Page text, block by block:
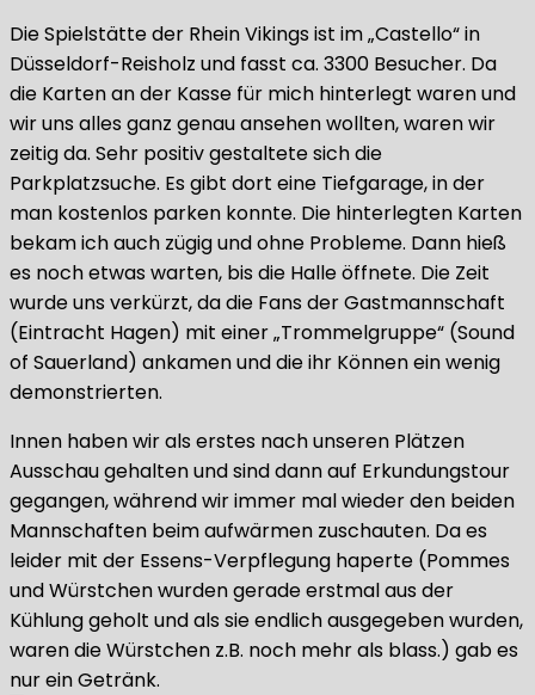
Die Spielstätte der Rhein Vikings ist im „Castello“ in
Düsseldorf-Reisholz und fasst ca. 3300 Besucher. Da
die Karten an der Kasse für mich hinterlegt waren und
wir uns alles ganz genau ansehen wollten, waren wir
zeitig da. Sehr positiv gestaltete sich die
Parkplatzsuche. Es gibt dort eine Tiefgarage, in der
man kostenlos parken konnte. Die hinterlegten Karten
bekam ich auch zügig und ohne Probleme. Dann hieß
es noch etwas warten, bis die Halle öffnete. Die Zeit
wurde uns verkürzt, da die Fans der Gastmannschaft
(Eintracht Hagen) mit einer „Trommelgruppe“ (Sound
of Sauerland) ankamen und die ihr Können ein wenig
demonstrierten.
Innen haben wir als erstes nach unseren Plätzen
Ausschau gehalten und sind dann auf Erkundungstour
gegangen, während wir immer mal wieder den beiden
Mannschaften beim aufwärmen zuschauten. Da es
leider mit der Essens-Verpflegung haperte (Pommes
und Würstchen wurden gerade erstmal aus der
Kühlung geholt und als sie endlich ausgegeben wurden,
waren die Würstchen z.B. noch mehr als blass.) gab es
nur ein Getränk.